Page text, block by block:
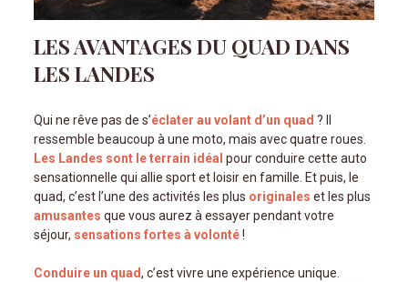
LES AVANTAGES DU QUAD DANS
LES LANDES
Qui ne rêve pas de s’éclater au volant d’un quad ? Il
ressemble beaucoup à une moto, mais avec quatre roues.
Les Landes sont le terrain idéal pour conduire cette auto
sensationnelle qui allie sport et loisir en famille. Et puis, le
quad, c’est l’une des activités les plus originaleset les plus
amusantesque vous aurez à essayer pendant votre
séjour, sensations fortes à volonté!
Conduire un quad, c’est vivre une expérience unique.